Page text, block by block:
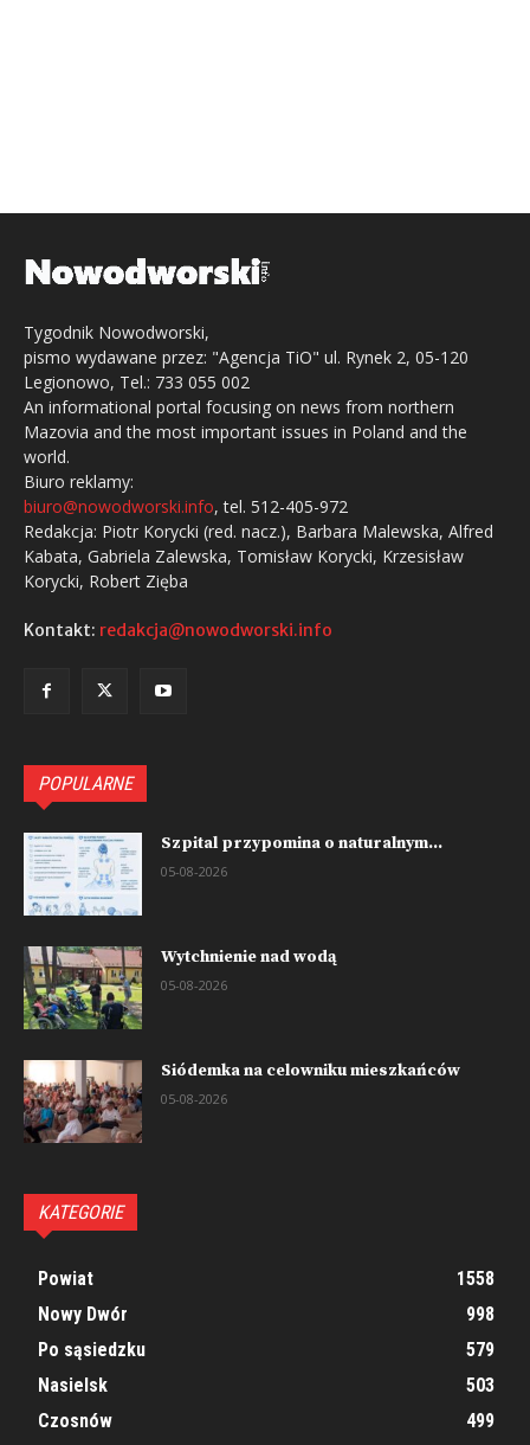
Tygodnik Nowodworski,
pismo wydawane przez: "Agencja TiO" ul. Rynek 2, 05-120
Legionowo, Tel.: 733 055 002
An informational portal focusing on news from northern
Mazovia and the most important issues in Poland and the
world.
Biuro reklamy:
biuro@nowodworski.info, tel. 512-405-972
Redakcja: Piotr Korycki (red. nacz.), Barbara Malewska, Alfred
Kabata, Gabriela Zalewska, Tomisław Korycki, Krzesisław
Korycki, Robert Zięba
Kontakt: redakcja@nowodworski.info
POPULARNE
Szpital przypomina o naturalnym...
05-08-2026
Wytchnienie nad wodą
05-08-2026
Siódemka na celowniku mieszkańców
05-08-2026
KATEGORIE
Powiat
1558
Nowy Dwór
998
Po sąsiedzku
579
Nasielsk
503
Czosnów
499